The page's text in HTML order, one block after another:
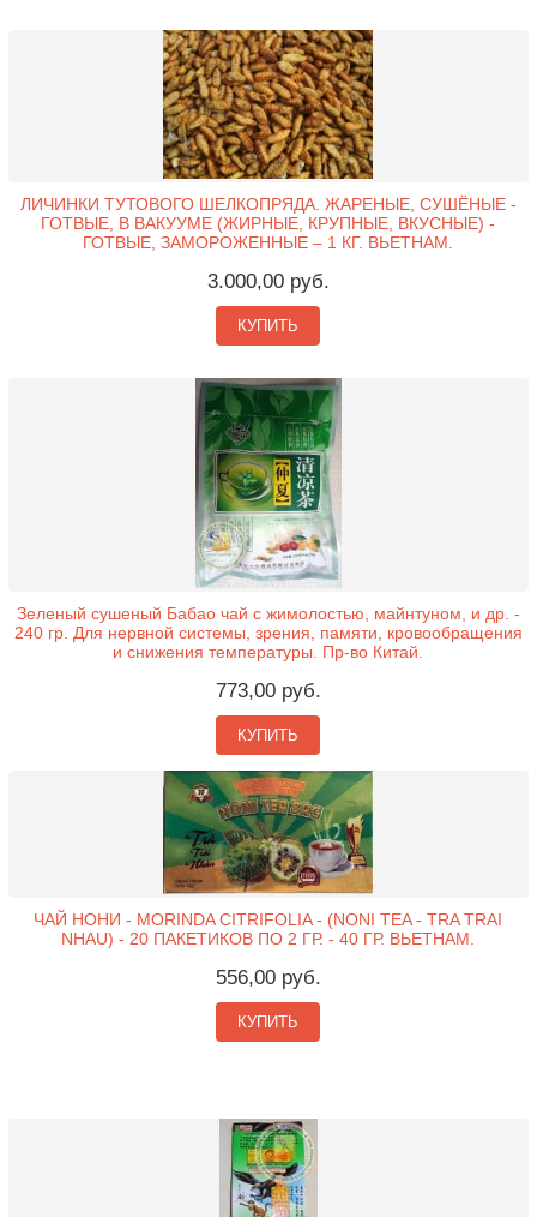
ЛИЧИНКИ ТУТОВОГО ШЕЛКОПРЯДА. ЖАРЕНЫЕ, СУШЁНЫЕ -
ГОТВЫЕ, В ВАКУУМЕ (ЖИРНЫЕ, КРУПНЫЕ, ВКУСНЫЕ) -
ГОТВЫЕ, ЗАМОРОЖЕННЫЕ – 1 КГ. ВЬЕТНАМ.
3.000,00 руб.
КУПИТЬ
Зеленый сушеный Бабао чай с жимолостью, майнтуном, и др. -
240 гр. Для нервной системы, зрения, памяти, кровообращения
и снижения температуры. Пр-во Китай.
773,00 руб.
КУПИТЬ
ЧАЙ НОНИ - MORINDA CITRIFOLIA - (NONI TEA - TRA TRAI
NHAU) - 20 ПАКЕТИКОВ ПО 2 ГР. - 40 ГР. ВЬЕТНАМ.
556,00 руб.
КУПИТЬ